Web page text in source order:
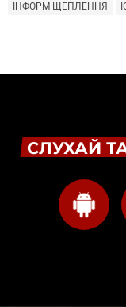
ІНФОРМ ЩЕПЛЕННЯ
СЛУХАЙ